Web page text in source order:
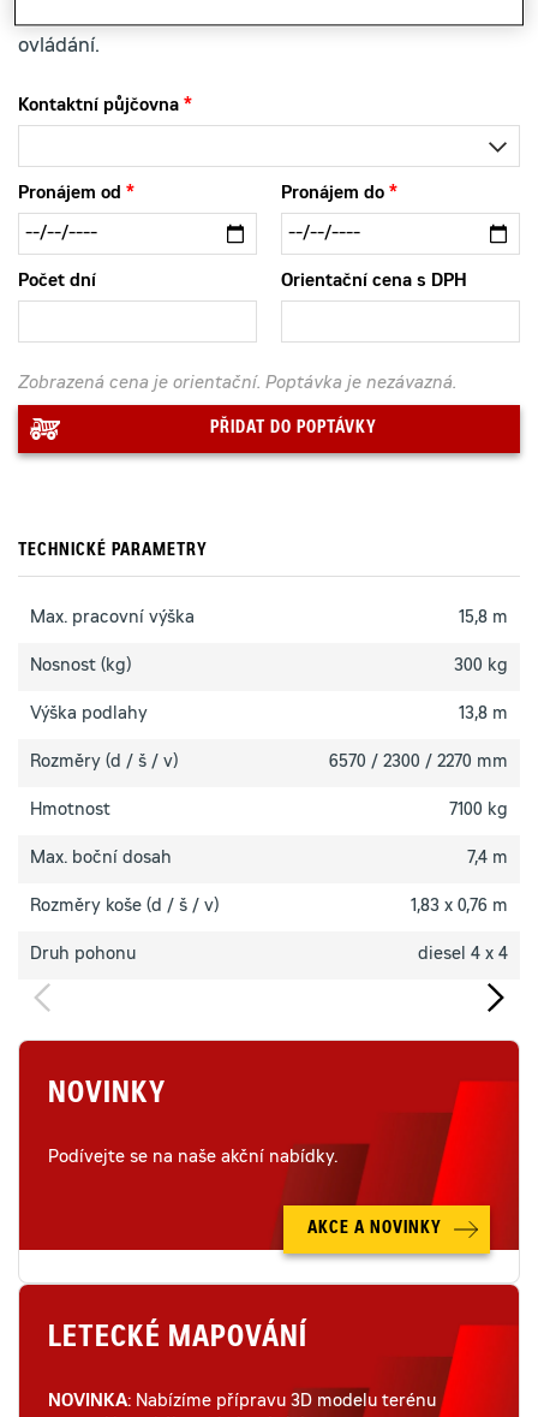
ovládání.
Kontaktní půjčovna
Pronájem od Pronájem do
Počet dní Orientační cena s DPH
Zobrazená cena je orientační. Poptávka je nezávazná.
PŘIDAT DO POPTÁVKY
TECHNICKÉ PARAMETRY
Max. pracovní výška 15,8 m
Nosnost (kg) 300 kg
Výška podlahy 13,8 m
Rozměry (d / š / v) 6570 / 2300 / 2270 mm
Hmotnost 7100 kg
Max. boční dosah 7,4 m
Rozměry koše (d / š / v) 1,83 x 0,76 m
Druh pohonu diesel 4 x 4
NOVINKY
Podívejte se na naše akční nabídky.
AKCE A NOVINKY
LETECKÉ MAPOVÁNÍ
NOVINKA: Nabízíme přípravu 3D modelu terénu